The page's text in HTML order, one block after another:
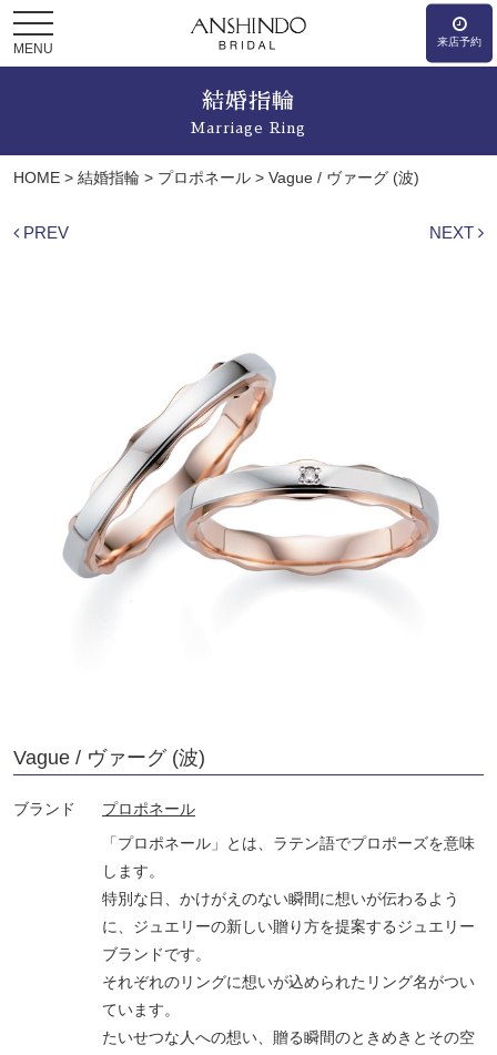
MENU 来店予約
結婚指輪
Marriage Ring
HOME > 結婚指輪 > プロポネール > Vague / ヴァーグ (波)
Vague / ヴァーグ (波)
ブランド
プロポネール
「プロポネール」とは、ラテン語でプロポーズを意味
します。
特別な日、かけがえのない瞬間に想いが伝わるよう
に、ジュエリーの新しい贈り方を提案するジュエリー
ブランドです。
それぞれのリングに想いが込められたリング名がつい
ています。
たいせつな人への想い、贈る瞬間のときめきとその空
PREV NEXT